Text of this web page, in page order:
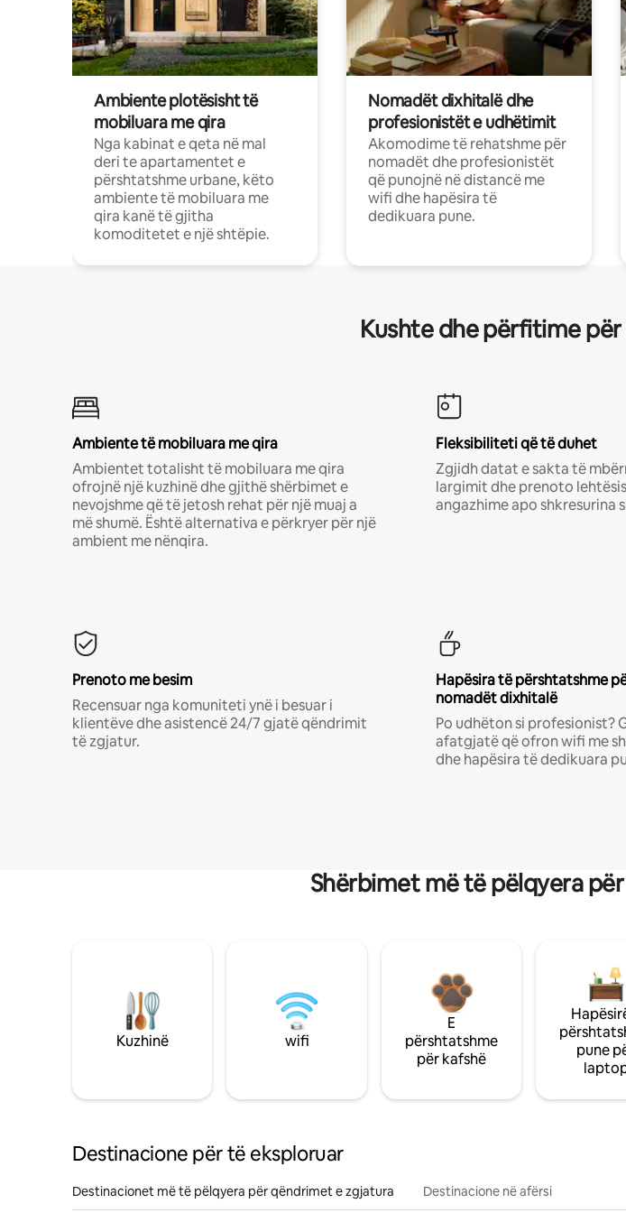
Ambiente plotësisht të
mobiluara me qira
Nga kabinat e qeta në mal
deri te apartamentet e
përshtatshme urbane, këto
ambiente të mobiluara me
qira kanë të gjitha
komoditetet e një shtëpie.
Nomadët dixhitalë dhe
profesionistët e udhëtimit
Akomodime të rehatshme për
nomadët dhe profesionistët
që punojnë në distancë me
wifi dhe hapësira të
dedikuara pune.
Kushte dhe përfitime
Ambiente të mobiluara me qira
Ambientet totalisht të mobiluara me qira
ofrojnë një kuzhinë dhe gjithë shërbimet e
nevojshme që të jetosh rehat për një muaj a
më shumë. Është alternativa e përkryer për një
ambient me nënqira.
Fleksibiliteti që të duhet
Zgjidh datat e sakta të
largimit dhe prenoto
angazhime apo shkresurina
Prenoto me besim
Recensuar nga komuniteti ynë i besuar i
klientëve dhe asistencë 24/7 gjatë qëndrimit
të zgjatur.
Hapësira të përshtatshme
nomadët dixhitalë
Po udhëton si profesionist?
afatgjatë që ofron wifi me
dhe hapësira të dedikuara
Shërbimet më të pëlqyera
Kuzhinë wifi
E
përshtatshme
për kafshë
pune
Destinacione për të eksploruar
Destinacionet më të pëlqyera për qëndrimet e zgjatura Destinacione në afërsi